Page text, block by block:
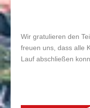
Wir gratulieren den
freuen uns, dass alle
Lauf abschließen